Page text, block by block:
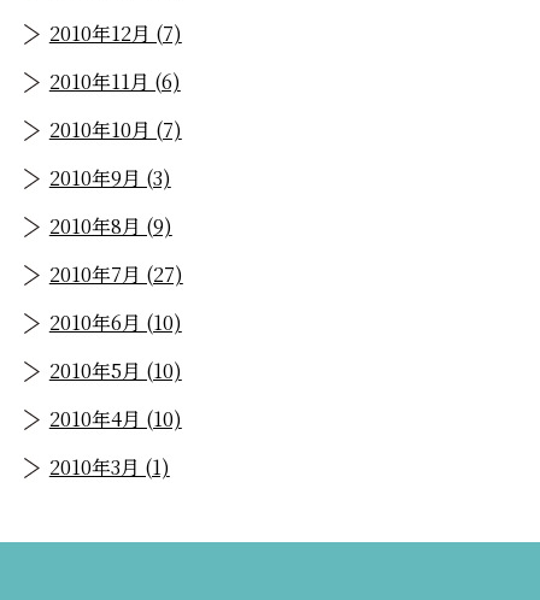
2010年12月 (7)
2010年11月 (6)
2010年10月 (7)
2010年9月 (3)
2010年8月 (9)
2010年7月 (27)
2010年6月 (10)
2010年5月 (10)
2010年4月 (10)
2010年3月 (1)